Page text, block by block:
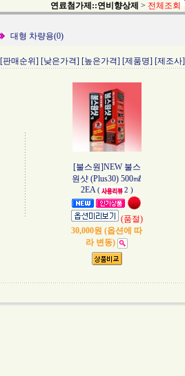
연료첨가제::연비향상제 > 전체조회
대형 차량용(0)
[판매순위] [낮은가격] [높은가격] [제품명] [제조사]
[불스원]NEW 불스
원샷 (Plus30) 500㎖
2EA( 2 )
(품절)
30,000원 (옵션에 따
라 변동)